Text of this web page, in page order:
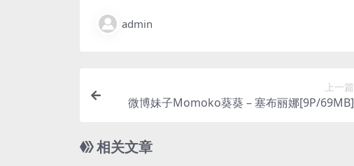
admin
上一篇
微博妹子Momoko葵葵 – 塞布丽娜[9P/69MB]
相关文章